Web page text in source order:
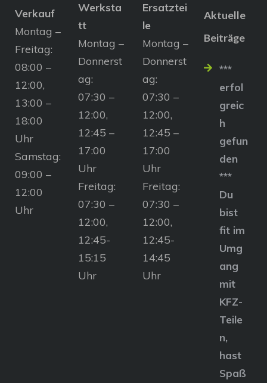
Verkauf
Montag –
Freitag:
08:00 –
12:00,
13:00 –
18:00
Uhr
Samstag:
09:00 –
12:00
Uhr
Werksta
tt
Montag –
Donnerst
ag:
07:30 –
12:00,
12:45 –
17:00
Uhr
Freitag:
07:30 –
12:00,
12:45-
15:15
Uhr
Ersatztei
le
Montag –
Donnerst
ag:
07:30 –
12:00,
12:45 –
17:00
Uhr
Freitag:
07:30 –
12:00,
12:45-
14:45
Uhr
Aktuelle
Beiträge
***
erfol
greic
h
gefun
den
***
Du
bist
fit im
Umg
ang
mit
KFZ-
Teile
n,
hast
Spaß